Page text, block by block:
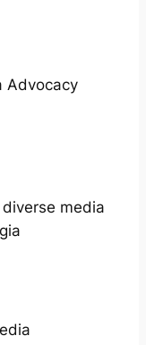
Advocacy
media